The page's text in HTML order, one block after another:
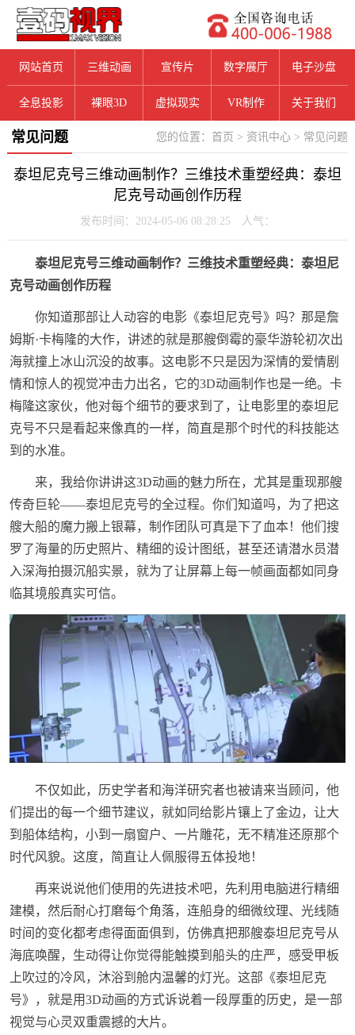
网站首页 三维动画 宣传片 数字展厅 电子沙盘
全息投影 裸眼3D 虚拟现实 VR制作 关于我们
您的位置： 首页 > 资讯中心 > 常见问题
常见问题
泰坦尼克号三维动画制作？三维技术重塑经典：泰坦
尼克号动画创作历程
发布时间：2024-05-06 08:28:25 人气：
泰坦尼克号三维动画制作？三维技术重塑经典：泰坦尼
克号动画创作历程
你知道那部让人动容的电影《泰坦尼克号》吗？那是詹
姆斯·卡梅隆的大作，讲述的就是那艘倒霉的豪华游轮初次出
海就撞上冰山沉没的故事。这电影不只是因为深情的爱情剧
情和惊人的视觉冲击力出名，它的3D动画制作也是一绝。卡
梅隆这家伙，他对每个细节的要求到了，让电影里的泰坦尼
克号不只是看起来像真的一样，简直是那个时代的科技能达
到的水准。
来，我给你讲讲这3D动画的魅力所在，尤其是重现那艘
传奇巨轮——泰坦尼克号的全过程。你们知道吗，为了把这
艘大船的魔力搬上银幕，制作团队可真是下了血本！他们搜
罗了海量的历史照片、精细的设计图纸，甚至还请潜水员潜
入深海拍摄沉船实景，就为了让屏幕上每一帧画面都如同身
临其境般真实可信。
不仅如此，历史学者和海洋研究者也被请来当顾问，他
们提出的每一个细节建议，就如同给影片镶上了金边，让大
到船体结构，小到一扇窗户、一片雕花，无不精准还原那个
时代风貌。这度，简直让人佩服得五体投地！
再来说说他们使用的先进技术吧，先利用电脑进行精细
建模，然后耐心打磨每个角落，连船身的细微纹理、光线随
时间的变化都考虑得面面俱到，仿佛真把那艘泰坦尼克号从
海底唤醒，生动得让你觉得能触摸到船头的庄严，感受甲板
上吹过的冷风，沐浴到舱内温馨的灯光。这部《泰坦尼克
号》，就是用3D动画的方式诉说着一段厚重的历史，是一部
视觉与心灵双重震撼的大片。